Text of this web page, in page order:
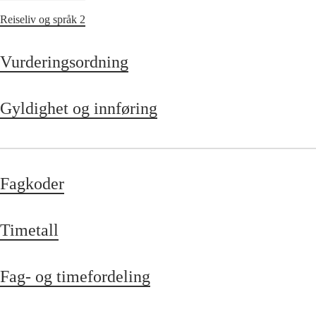
Reiseliv og språk 2
Vurderingsordning
Gyldighet og innføring
Fagkoder
Timetall
Fag- og timefordeling